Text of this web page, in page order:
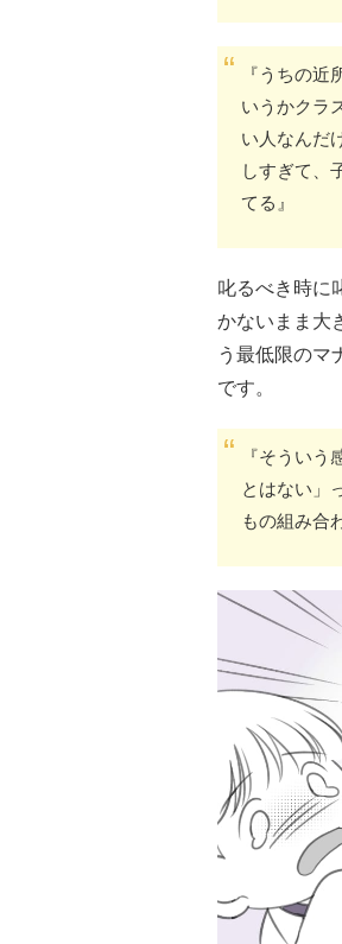
『うちの
いうかクラ
い人なんだ
しすぎて、
てる』
叱るべき時に
かないまま大
う最低限のマ
です。
『そうい
とはない」
もの組み合